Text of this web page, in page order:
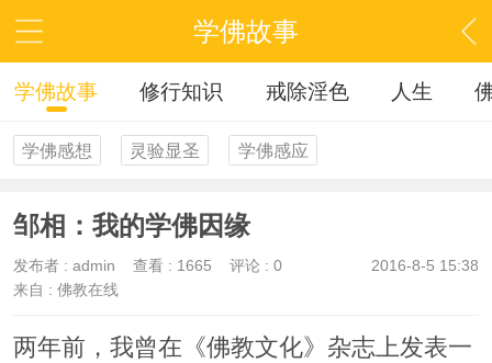
学佛故事
学佛故事 修行知识 戒除淫色 人生
学佛感想 灵验显圣 学佛感应
邹相：我的学佛因缘
2016-8-5 15:38
发布者 : admin 查看 : 1665
评论 : 0
来自 : 佛教在线
两年前，我曾在《佛教文化》杂志上发表一